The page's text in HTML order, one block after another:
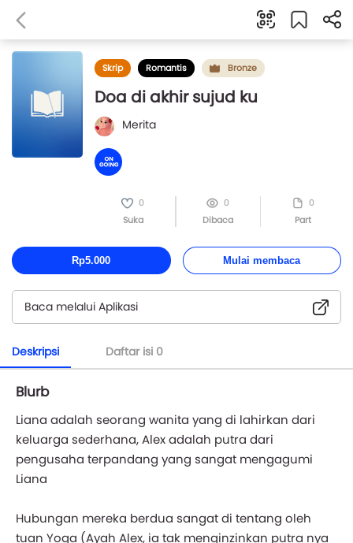
Skrip Romantis Bronze
Doa di akhir sujud ku
Merita
0
Suka
0
Dibaca
0
Part
Rp5.000 Mulai membaca
Baca melalui Aplikasi
Deskripsi Daftar isi 0
Blurb
Liana adalah seorang wanita yang di lahirkan dari
keluarga sederhana, Alex adalah putra dari
pengusaha terpandang yang sangat mengagumi
Liana
Hubungan mereka berdua sangat di tentang oleh
tuan Yoga (Ayah Alex, ia tak menginzinkan putra nya